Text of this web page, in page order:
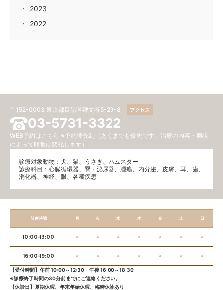
2023
2022
〒152-0003 東京都目黒区碑文谷5-29-8 アクセス
03-5731-3322
WEB予約はこちら ※予約優先制（あくまでも優先です、治療の内容・病状
によって順番は変化します）
診療対象動物：犬、猫、うさぎ、ハムスター
診療科目：⼼臓循環器、腎・泌尿器、腫瘍、内分泌、⽪膚、耳、歯、
消化器、神経、眼、各種疾患
診療時間 月 火 水 木 金 土 日
10:00-13:00 ● ● ● ● ● ● ●
16:00-19:00 ● ● ● ● ● ● ●
【受付時間】午前 10:00～12:30 午後 16:00～18:30
※診療終了時間の30分前までにご連絡ください。
【休診日】夏期休暇、年末年始休暇、臨時休診あり